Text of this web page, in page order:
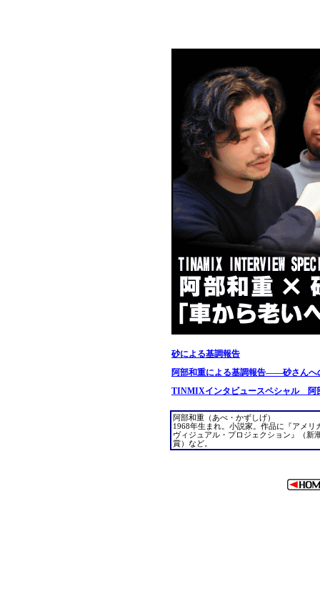
砂による基調報告
阿部和重による基調報告――砂さんへ
TINMIXインタビュースペシャル 阿
阿部和重（あべ・かずしげ）
1968年生まれ。小説家。作品に『アメ
ヴィジュアル・プロジェクション』（新
賞）など。